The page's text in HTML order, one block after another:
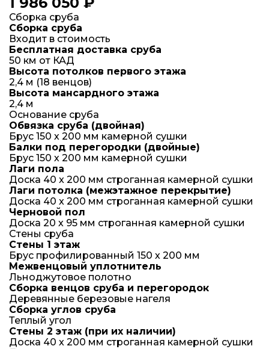
Сборка сруба
Сборка сруба
Входит в стоимость
Бесплатная доставка сруба
50 км от КАД
Высота потолков первого этажа
2,4 м (18 венцов)
Высота мансардного этажа
2,4 м
Основание сруба
Обвязка сруба (двойная)
Брус 150 х 200 мм камерной сушки
Балки под перегородки (двойные)
Брус 150 х 200 мм камерной сушки
Лаги пола
Доска 40 x 200 мм строганная камерной сушки
Лаги потолка (межэтажное перекрытие)
Доска 40 x 200 мм строганная камерной сушки
Черновой пол
Доска 20 х 95 мм строганная камерной сушки
Стены сруба
Стены 1 этаж
Брус профилированный 150 х 200 мм
Межвенцовый уплотнитель
Льноджутовое полотно
Сборка венцов сруба и перегородок
Деревянные березовые нагеля
Сборка углов сруба
Теплый угол
Стены 2 этаж (при их наличии)
Доска 40 x 200 мм строганная камерной сушки